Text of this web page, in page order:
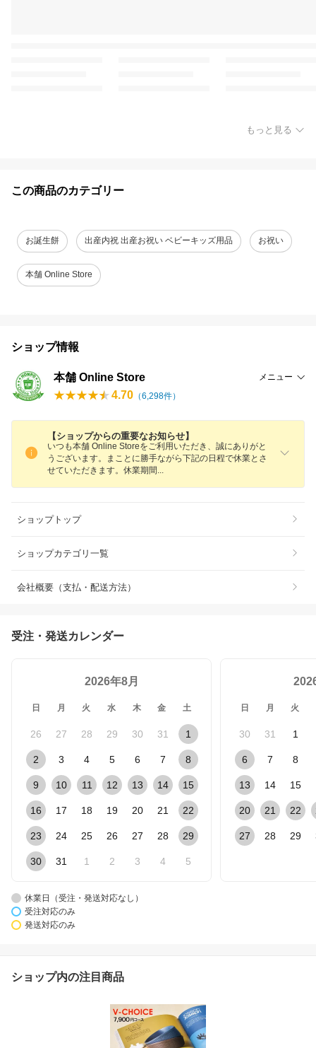
もっと見る
この商品のカテゴリー
お誕生餅 出産内祝 出産お祝い ベビーキッズ用品 お祝い
本舗 Online Store
ショップ情報
本舗 Online Store メニュー
4.70 （6,298件）
【ショップからの重要なお知らせ】
いつも本舗 Online Storeをご利用いただき、誠にありがと
うございます。まことに勝手ながら下記の日程で休業とさ
せていただきます。休業期間
ショップトップ
ショップカテゴリ一覧
会社概要（支払・配送方法）
受注・発送カレンダー
2026年8月
日 月 火 水 木 金 土
26 27 28 29 30 31 1
2 3 4 5 6 7 8
9 10 11 12 13 14 15
16 17 18 19 20 21 22
23 24 25 26 27 28 29
30 31 1 2 3 4 5
日 月 火
30 31 1
6 7 8
13 14 15
20 21 22
27 28 29
休業日（受注・発送対応なし）
受注対応のみ
発送対応のみ
ショップ内の注目商品